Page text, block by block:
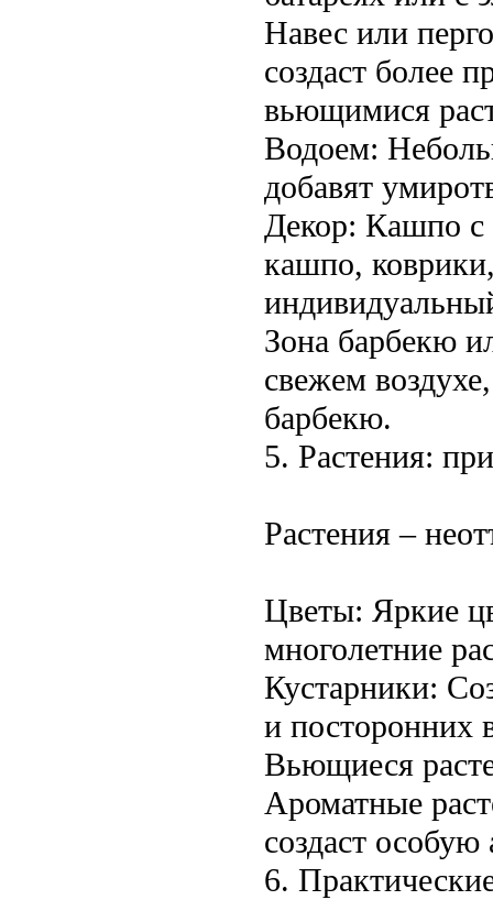
Навес или
создаст более
вьющимися
Водоем:
добавят
Декор: Кашпо с
кашпо,
Зона барбекю
свежем
барбекю.
5. Растения:
Растения –
Цветы: Яркие
многолетние
Кустарники:
и посторонних
Вьющиеся
Ароматные
создаст особую
6.